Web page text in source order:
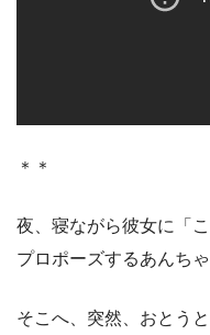
＊＊
夜、寝ながら彼女に「
プロポーズするあんちゃ
そこへ、突然、おとうと